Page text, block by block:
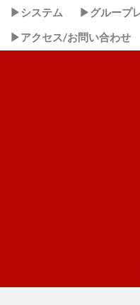
▶システム ▶グループ
▶アクセス/お問い合わせ
石川浩之の趣